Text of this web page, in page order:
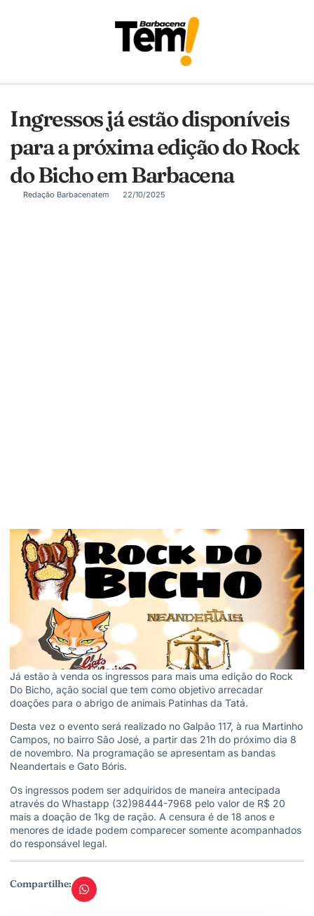
Ingressos já estão disponíveis
para a próxima edição do Rock
do Bicho em Barbacena
Redação Barbacenatem 22/10/2025
Já estão à venda os ingressos para mais uma edição do Rock
Do Bicho, ação social que tem como objetivo arrecadar
doações para o abrigo de animais Patinhas da Tatá.
Desta vez o evento será realizado no Galpão 117, à rua Martinho
Campos, no bairro São José, a partir das 21h do próximo dia 8
de novembro. Na programação se apresentam as bandas
Neandertais e Gato Bóris.
Os ingressos podem ser adquiridos de maneira antecipada
através do Whastapp (32)98444-7968 pelo valor de R$ 20
mais a doação de 1kg de ração. A censura é de 18 anos e
menores de idade podem comparecer somente acompanhados
do responsável legal.
Compartilhe: